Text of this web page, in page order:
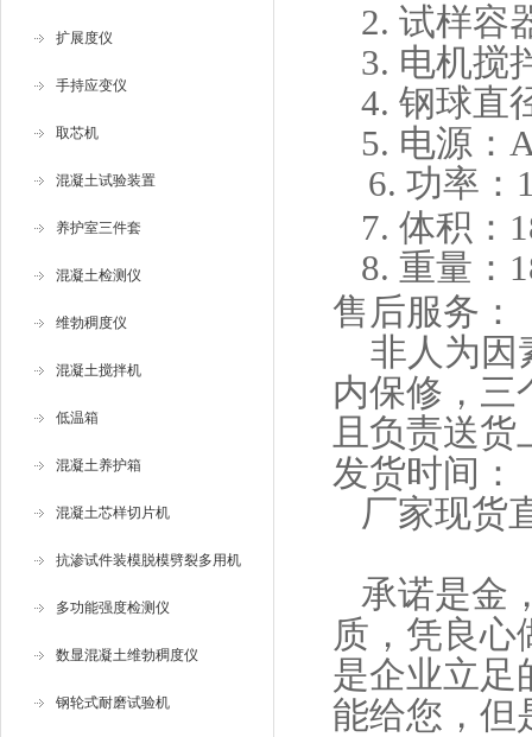
扩展度仪
手持应变仪
取芯机
混凝土试验装置
养护室三件套
混凝土检测仪
维勃稠度仪
混凝土搅拌机
低温箱
混凝土养护箱
混凝土芯样切片机
抗渗试件装模脱模劈裂多用机
多功能强度检测仪
数显混凝土维勃稠度仪
钢轮式耐磨试验机
2. 试样容
3. 电机搅
4. 钢球直
5. 电源
6. 功率：
7. 体积：
8. 重量：
售后服务：
非人为因
内保修，三
且负责送货
发货时间：
厂家现货
承诺是金
质，凭良心
是企业立足
能给您，但